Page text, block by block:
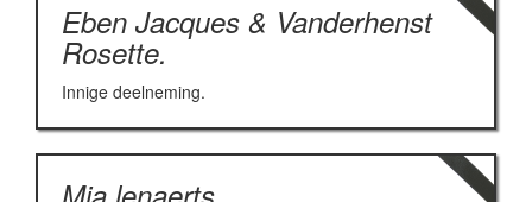
Eben Jacques & Vanderhenst
Rosette.
Innige deelneming.